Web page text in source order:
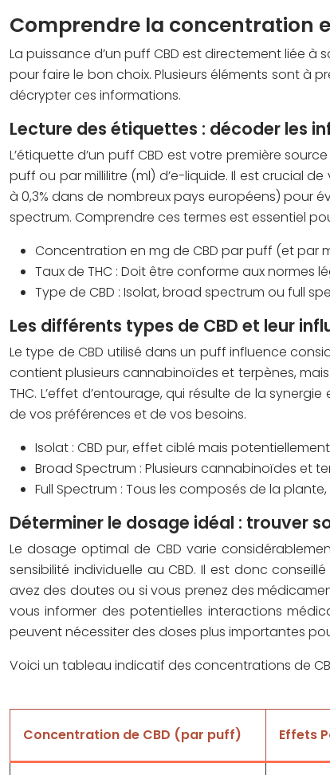
Comprendre la concentration
La puissance d’un puff CBD est directement liée
pour faire le bon choix. Plusieurs éléments sont à
décrypter ces informations.
Lecture des étiquettes : décoder les
L’étiquette d’un puff CBD est votre première
puff ou par millilitre (ml) d’e-liquide. Il est crucial
à 0,3% dans de nombreux pays européens) pour
spectrum. Comprendre ces termes est essentiel
Concentration en mg de CBD par puff (et par
Taux de THC : Doit être conforme aux normes
Type de CBD : Isolat, broad spectrum ou full
Les différents types de CBD et leur
Le type de CBD utilisé dans un puff influence
contient plusieurs cannabinoïdes et terpènes,
THC. L’effet d’entourage, qui résulte de la
de vos préférences et de vos besoins.
Isolat : CBD pur, effet ciblé mais
Broad Spectrum : Plusieurs cannabinoïdes et
Full Spectrum : Tous les composés de la plante,
Déterminer le dosage idéal : trouver
Le dosage optimal de CBD varie
sensibilité individuelle au CBD. Il est donc
avez des doutes ou si vous prenez des
vous informer des potentielles interactions
peuvent nécessiter des doses plus importantes
Voici un tableau indicatif des concentrations de
Concentration de CBD (par puff) Effets